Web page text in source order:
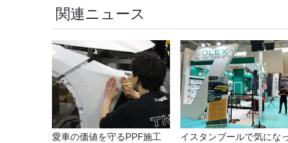
関連ニュース
愛車の価値を守るPPF施工
イスタンブールで気にな